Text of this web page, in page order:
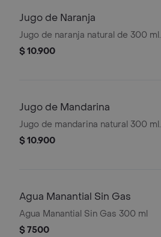
Jugo de Naranja
Jugo de naranja natural de 300 ml.
$ 10.900
Jugo de Mandarina
Jugo de mandarina natural 300 ml.
$ 10.900
Agua Manantial Sin Gas
Agua Manantial Sin Gas 300 ml
$ 7500